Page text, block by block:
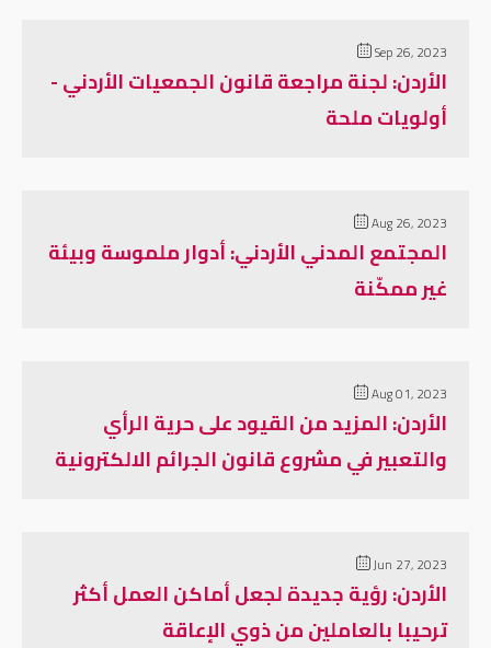
Sep 26, 2023
الأردن: لجنة مراجعة قانون الجمعيات الأردني -
أولويات ملحة
Aug 26, 2023
المجتمع المدني الأردني: أدوار ملموسة وبيئة
غير ممكّنة
Aug 01, 2023
الأردن: المزيد من القيود على حرية الرأي
والتعبير في مشروع قانون الجرائم الالكترونية
Jun 27, 2023
الأردن: رؤية جديدة لجعل أماكن العمل أكثر
ترحيبا بالعاملين من ذوي الإعاقة